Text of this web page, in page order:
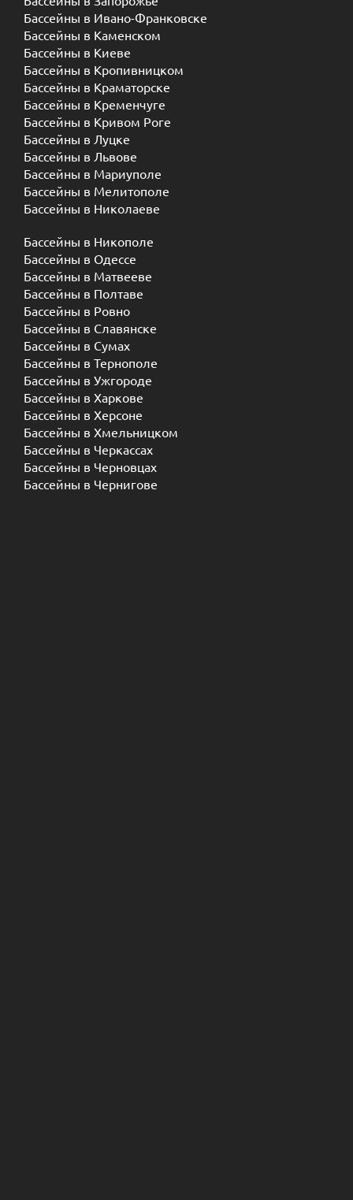
Бассейны в Ивано-Франковске
Бассейны в Каменском
Бассейны в Киеве
Бассейны в Кропивницком
Бассейны в Краматорске
Бассейны в Кременчуге
Бассейны в Кривом Роге
Бассейны в Луцке
Бассейны в Львове
Бассейны в Мариуполе
Бассейны в Мелитополе
Бассейны в Николаеве
Бассейны в Никополе
Бассейны в Одессе
Бассейны в Матвееве
Бассейны в Полтаве
Бассейны в Ровно
Бассейны в Славянске
Бассейны в Сумах
Бассейны в Тернополе
Бассейны в Ужгороде
Бассейны в Харкове
Бассейны в Херсоне
Бассейны в Хмельницком
Бассейны в Черкассах
Бассейны в Черновцах
Бассейны в Чернигове